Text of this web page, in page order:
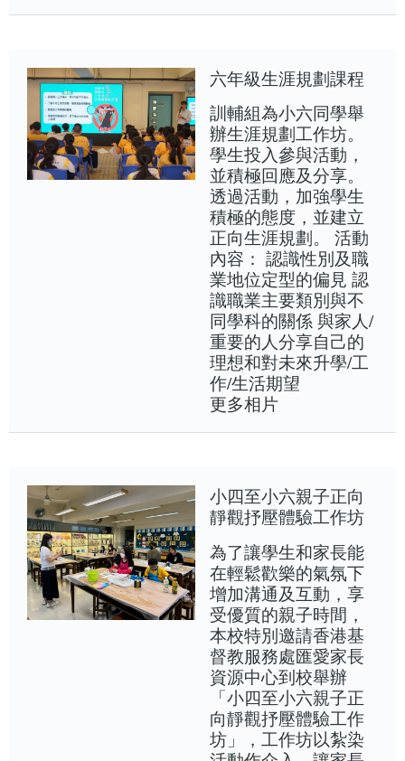
六年級生涯規劃課程
訓輔組為小六同學舉
辦生涯規劃工作坊。
學生投入參與活動，
並積極回應及分享。
透過活動，加強學生
積極的態度，並建立
正向生涯規劃。 活動
內容： 認識性別及職
業地位定型的偏見 認
識職業主要類別與不
同學科的關係 與家人/
重要的人分享自己的
理想和對未來升學/工
作/生活期望
更多相片
小四至小六親子正向
靜觀抒壓體驗工作坊
為了讓學生和家長能
在輕鬆歡樂的氣氛下
增加溝通及互動，享
受優質的親子時間，
本校特別邀請香港基
督教服務處匯愛家長
資源中心到校舉辦
「小四至小六親子正
向靜觀抒壓體驗工作
坊」，工作坊以紮染